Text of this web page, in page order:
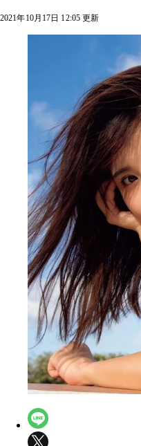
2021年10月17日 12:05 更新